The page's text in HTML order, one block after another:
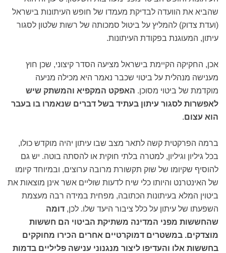
שהביא את הוועדה לבדיקת מעמדו של חופש העיתונות בישראל
(ועדת צדוק) להמליץ על ביטול סמכותה של רשות שלטון לסגור
עיתון, המעוגנת בפקודת העיתונות.
אכן, החקיקה הקיימת בישראל מציעה הסדר קיצוני, שכן חוץ
מענישה מנהלית על ביטוי שכבר נאמר היא מכילה מניעה
מוקדמת של ביטוי מסוכן. האפקט המקפיא והמשתק שיש
לאפשרות לסגור עיתון בעתיד בשל דברים שנאמרו בו בעבר
הוא עצום.
ברמה הפרקטית קשה לתאר מצב שבו עיתון יהיה מוקדש כולו,
בכל גיליון וגיליון, למטרה בלתי חוקית או להסתה בוטה. יש גם
להוסיף שקיומו של שוק תקשורת מרובה ערוצים, ובמיוחד קיומו
של האינטרנט והיותו כלי שיח לדעות שוליים אשר אינן מוצאות את
ביטוין המלא בעיתונות הכתובה, מפחית במידה רבה מעצמת
השפעתו של עיתון על כלל ציבור היעד שלו. לכן, דומה
שהחששות מפני המדינה משתיקת הביטוי הם חששות
מוצדקים. במשטרים דמוקרטיים אחרים הכירו מחוקקים
בחששות אלו והעדיפו ליצור מנגנוני ענישה פליליים בדמות